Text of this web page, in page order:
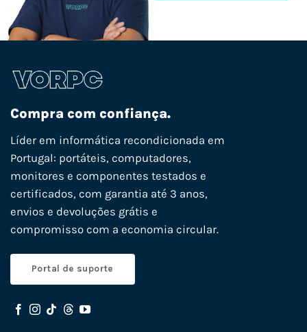
Compra com confiança.
Líder em informática recondicionada em
Portugal: portáteis, computadores,
monitores e componentes testados e
certificados, com garantia até 3 anos,
envios e devoluções grátis e
compromisso com a economia circular.
Portal de suporte